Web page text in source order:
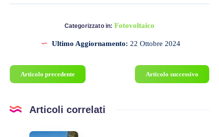
Categorizzato in: Fotovoltaico
Ultimo Aggiornamento: 22 Ottobre 2024
Articolo precedente Articolo successivo
Articoli correlati